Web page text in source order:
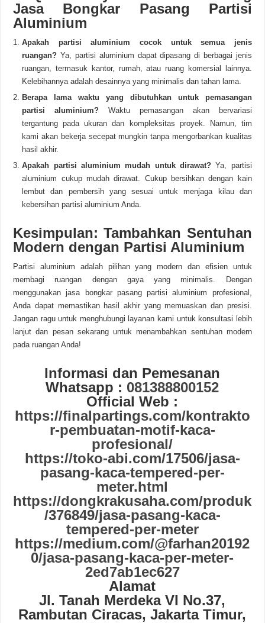
Jasa Bongkar Pasang Partisi
Aluminium
Apakah partisi aluminium cocok untuk semua jenis
ruangan?Ya, partisi aluminium dapat dipasang di berbagai jenis
ruangan, termasuk kantor, rumah, atau ruang komersial lainnya.
Kelebihannya adalah desainnya yang minimalis dan tahan lama.
Berapa lama waktu yang dibutuhkan untuk pemasangan
partisi aluminium?Waktu pemasangan akan bervariasi
tergantung pada ukuran dan kompleksitas proyek. Namun, tim
kami akan bekerja secepat mungkin tanpa mengorbankan kualitas
hasil akhir.
Apakah partisi aluminium mudah untuk dirawat?Ya, partisi
aluminium cukup mudah dirawat. Cukup bersihkan dengan kain
lembut dan pembersih yang sesuai untuk menjaga kilau dan
kebersihan partisi aluminium Anda.
Kesimpulan: Tambahkan Sentuhan
Modern dengan Partisi Aluminium
Partisi aluminium adalah pilihan yang modern dan efisien untuk
membagi ruangan dengan gaya yang minimalis. Dengan
menggunakan jasa bongkar pasang partisi aluminium profesional,
Anda dapat memastikan hasil akhir yang memuaskan dan presisi.
Jangan ragu untuk menghubungi layanan kami untuk konsultasi lebih
lanjut dan pesan sekarang untuk menambahkan sentuhan modern
pada ruangan Anda!
Informasi dan Pemesanan
Whatsapp : 081388800152
Official Web :
https://finalpartings.com/kontrakto
r-pembuatan-motif-kaca-
profesional/
https://toko-abi.com/17506/jasa-
pasang-kaca-tempered-per-
meter.html
https://dongkrakusaha.com/produk
/376849/jasa-pasang-kaca-
tempered-per-meter
https://medium.com/@farhan20192
0/jasa-pasang-kaca-per-meter-
2ed7ab1ec627
Alamat
Jl. Tanah Merdeka VI No.37,
Rambutan Ciracas, Jakarta Timur,